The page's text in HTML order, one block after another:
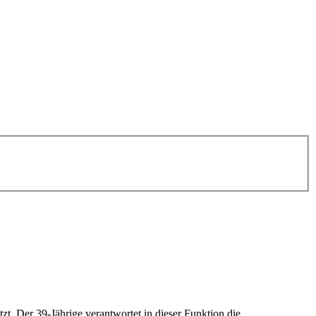
Der 39-Jährige verantwortet in dieser Funktion die